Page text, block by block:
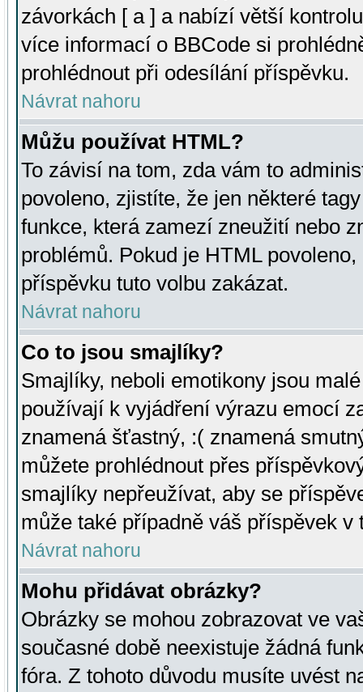
závorkách [ a ] a nabízí větší
více informací o BBCode si
prohlédnout při odesílání příspěvku.
Návrat nahoru
Můžu používat HTML?
To závisí na tom, zda vám to
povoleno, zjistíte, že jen některé
funkce, která zamezí zneužití nebo
problémů. Pokud je HTML
příspěvku tuto volbu zakázat.
Návrat nahoru
Co to jsou smajlíky?
Smajlíky, neboli emotikony jsou
používají k vyjádření výrazu emocí
znamená šťastný, :( znamená
můžete prohlédnout přes
smajlíky nepřeužívat, aby se
může také případně váš příspěvek v
Návrat nahoru
Mohu přidávat obrázky?
Obrázky se mohou zobrazovat ve
současné době neexistuje žádná
fóra. Z tohoto důvodu musíte uvést